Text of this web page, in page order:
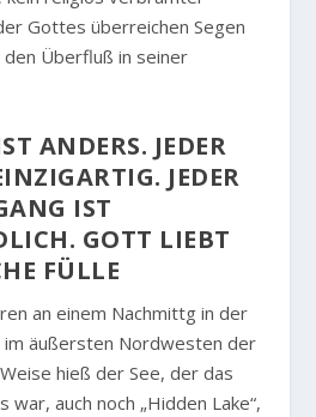
Gottes überreichen Segen
Überfluß in seiner
ANDERS. JEDER
JEDER
IST
GOTT LIEBT
FÜLLE
an einem Nachmittg in der
im äußersten Nordwesten der
hieß der See, der das
war, auch noch „Hidden Lake“,